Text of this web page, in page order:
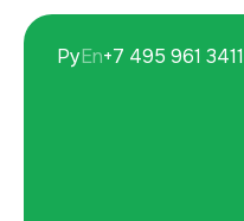
РуEn+7 495 961 3411